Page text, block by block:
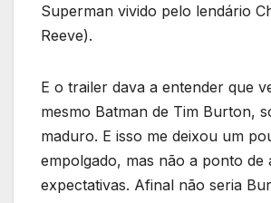
Superman vivido pelo lendário
Reeve).
E o trailer dava a entender que
mesmo Batman de Tim Burton,
maduro. E isso me deixou um
empolgado, mas não a ponto de
expectativas. Afinal não seria